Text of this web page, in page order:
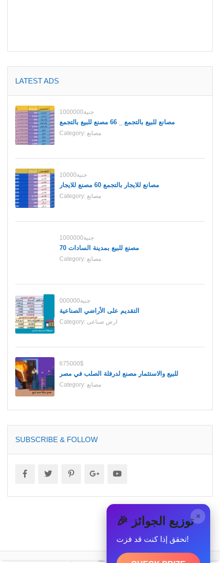
LATEST ADS
1000000جنية
مصانع للبيع بالتجمع _ 66 مصنع للبيع بالتجمع
Category: مصانع
10000جنية
مصانع للايجار بالتجمع 60 مصنع للايجار
Category: مصانع
1000000جنية
70 مصنع للبيع بمدينة السادات
Category: مصانع
000000جنية
التقديم على الأراضي الصناعية
Category: ارض صناعى
675000$
للبيع والاستثمار مصنع لدرفلة الصلب في مصر
Category: مصانع
SUBSCRIBE & FOLLOW
× 🎉 توزيع الجوائز
تحقق إذا كنت قد فزت!